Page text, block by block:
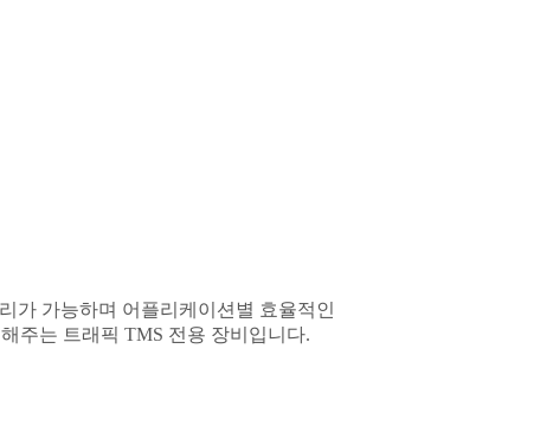
가 가능하며 어플리케이션별 효율적인
주는 트래픽 TMS 전용 장비입니다.